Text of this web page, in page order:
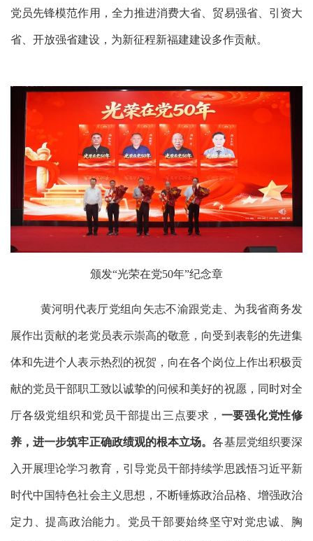
党员先锋模范作用，全力推进消费大省、贸易强省、引资大
省、开放强省建设，为新征程新福建建设多作贡献。
颁发“光荣在党50年”纪念章
黄河明代表厅党组向矢志不渝跟党走、为我省商务发
展作出贡献的老党员表示崇高的敬意，向受到表彰的先进集
体和先进个人表示热烈的祝贺，向在各个岗位上作出积极贡
献的党员干部职工致以诚挚的问候和美好的祝愿，同时对全
厅各级党组织和党员干部提出三点要求， 一要强化党性修
养，进一步筑牢正确政绩观的根本立场。各基层党组织要深
入开展理论学习教育，引导党员干部持续学思践悟习近平新
时代中国特色社会主义思想，不断锤炼政治品格、增强政治
定力、提高政治能力。党员干部要始终坚守对党忠诚、胸